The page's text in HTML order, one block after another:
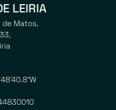
LEIRIA
de Matos,